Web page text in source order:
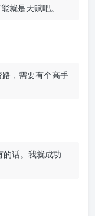
就是天赋吧。
，需要有个高手
的话。我就成功